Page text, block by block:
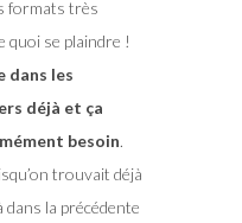
formats très
quoi se plaindre !
dans les
déjà et ça
besoin.
trouvait déjà
la précédente